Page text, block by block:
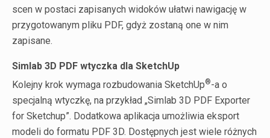
scen w postaci zapisanych widoków ułatwi nawigację w
przygotowanym pliku PDF, gdyż zostaną one w nim
zapisane.
Simlab 3D PDF wtyczka dla SketchUp
Kolejny krok wymaga rozbudowania SketchUp®-a o
specjalną wtyczkę, na przykład „Simlab 3D PDF Exporter
for Sketchup”. Dodatkowa aplikacja umożliwia eksport
modeli do formatu PDF 3D. Dostępnych jest wiele różnych